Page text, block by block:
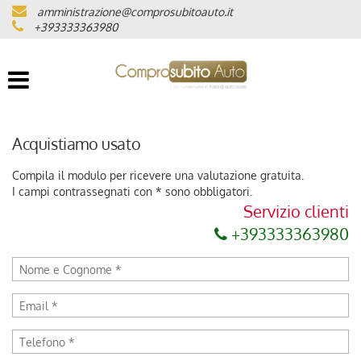
LISTA VEICOLI
DOVE SIAMO
CONSEGNA A DOMICILIO IN
TUTTA ITALIA
amministrazione@comprosubitoauto.it
+393333363980
Acquistiamo usato
Compila il modulo per ricevere una valutazione gratuita.
I campi contrassegnati con * sono obbligatori.
Servizio clienti
+393333363980